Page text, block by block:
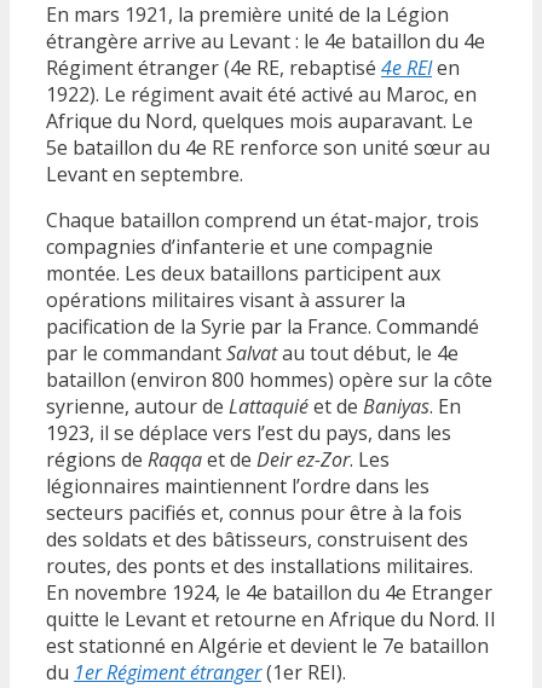
En mars 1921, la première unité de la Légion
étrangère arrive au Levant : le 4e bataillon du 4e
Régiment étranger (4e RE, rebaptisé 4e REIen
1922). Le régiment avait été activé au Maroc, en
Afrique du Nord, quelques mois auparavant. Le
5e bataillon du 4e RE renforce son unité sœur au
Levant en septembre.
Chaque bataillon comprend un état-major, trois
compagnies d’infanterie et une compagnie
montée. Les deux bataillons participent aux
opérations militaires visant à assurer la
pacification de la Syrie par la France. Commandé
par le commandantSalvatau tout début, le 4e
bataillon (environ 800 hommes) opère sur la côte
syrienne, autour de Lattaquiéet de Baniyas. En
1923, il se déplace vers l’est du pays, dans les
régions de Raqqaet de Deir ez-Zor. Les
légionnaires maintiennent l’ordre dans les
secteurs pacifiés et, connus pour être à la fois
des soldats et des bâtisseurs, construisent des
routes, des ponts et des installations militaires.
En novembre 1924, le 4e bataillon du 4e Etranger
quitte le Levant et retourne en Afrique du Nord. Il
est stationné en Algérie et devient le 7e bataillon
du 1er Régiment étranger(1er REI).